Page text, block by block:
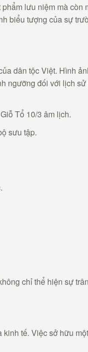
lưu niệm mà còn
biểu tượng của sự
dân tộc Việt. Hình
ngưỡng đối với lịch
Tổ 10/3 âm lịch.
sưu tập.
chỉ thể hiện sự
tế. Việc sở hữu